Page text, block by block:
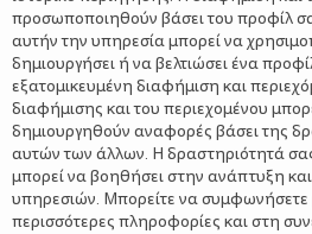
προσωποποιηθούν βάσει του προφίλ
αυτήν την υπηρεσία μπορεί να
δημιουργήσει ή να βελτιώσει ένα
εξατομικευμένη διαφήμιση και
διαφήμισης και του περιεχομένου
δημιουργηθούν αναφορές βάσει της
αυτών των άλλων. Η δραστηριότητά
μπορεί να βοηθήσει στην ανάπτυξη
υπηρεσιών. Μπορείτε να συμφωνήσετε
περισσότερες πληροφορίες και στη